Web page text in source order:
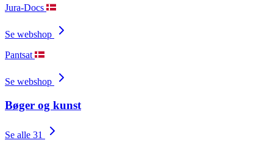
Jura-Docs
Se webshop
Pantsat
Se webshop
Bøger og kunst
Se alle 31